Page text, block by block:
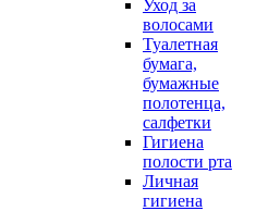
Уход за
волосами
Туалетная
бумага,
бумажные
полотенца,
салфетки
Гигиена
полости рта
Личная
гигиена